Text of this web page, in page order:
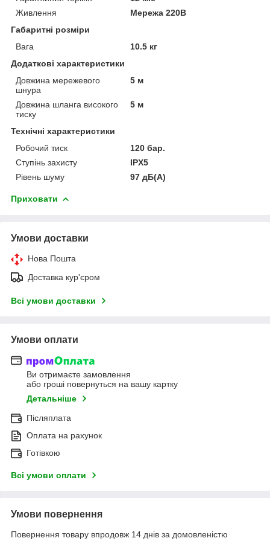
Живлення
Мережа 220В
Габаритні розміри
Вага
10.5 кг
Додаткові характеристики
Довжина мережевого
шнура
5 м
Довжина шланга високого
тиску
5 м
Технічні характеристики
Робочий тиск
120 бар.
Ступінь захисту
IPX5
Рівень шуму
97 дБ(А)
Приховати
Умови доставки
Нова Пошта
Доставка кур'єром
Всі умови доставки
Умови оплати
Ви отримаєте замовлення
або гроші повернуться на вашу картку
Детальніше
Післяплата
Оплата на рахунок
Готівкою
Всі умови оплати
Умови повернення
Повернення товару впродовж 14 днів за домовленістю